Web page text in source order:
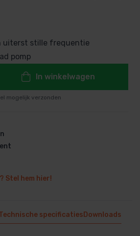
uiterst stille frequentie
pomp
In winkelwagen
mogelijk verzonden
Stel hem hier!
specificaties Downloads